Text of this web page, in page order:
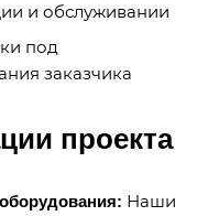
и обслуживании
под
заказчика
проекта
Наши